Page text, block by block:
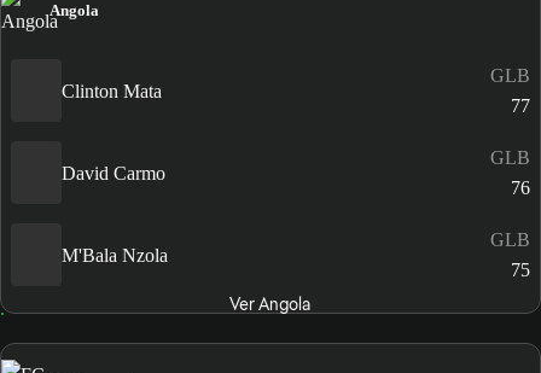
Angola
Clinton Mata
GLB
77
David Carmo
GLB
76
M'Bala Nzola
GLB
75
Ver Angola